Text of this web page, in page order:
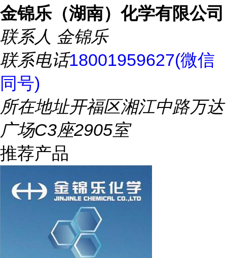
金锦乐（湖南）化学有限公司
联系人 金锦乐
联系电话18001959627(微信
同号)
所在地址开福区湘江中路万达
广场C3座2905室
推荐产品